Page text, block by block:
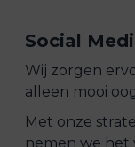
Social
Wij zorgen
alleen mooi
Met onze
nemen we het